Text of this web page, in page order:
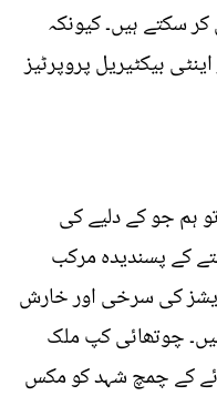
سکتے ہیں۔ کیونکہ
بیکٹیریل پروپرٹیز
ہم جو کے دلیے کی
کے پسندیدہ مرکب
کی سرخی اور خارش
چوتھائی کپ ملک
آدھا کپ جو کا دلیہ، اور 2 چائے کے چمچ شہد کو مکس